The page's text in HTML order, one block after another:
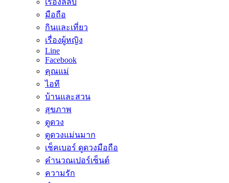
เรื่องลี้ลับ
มือถือ
กินและเที่ยว
เรื่องผู้หญิง
Line
Facebook
คุณแม่
ไอที
บ้านและสวน
สุขภาพ
ดูดวง
ดูดวงแม่นมาก
เช็คเบอร์ ดูดวงมือถือ
คำนวณเปอร์เซ็นต์
ความรัก